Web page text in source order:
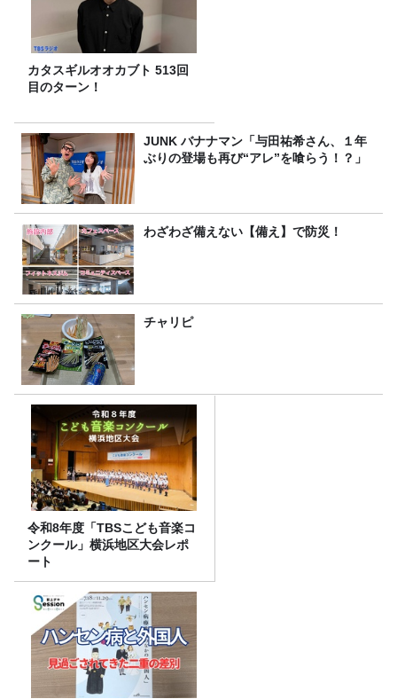
カタスギルオオカブト 513回
目のターン！
JUNK バナナマン「与田祐希さん、１年
ぶりの登場も再び“アレ”を喰らう！？」
わざわざ備えない【備え】で防災！
チャリピ
令和8年度「TBSこども音楽コ
ンクール」横浜地区大会レポ
ート